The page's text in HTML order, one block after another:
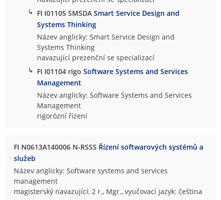
↳ FI I01105 SMSDASmart Service Design and
Systems Thinking
Název anglicky: Smart Service Design and
Systems Thinking
navazující prezenční se specializací
↳ FI I01104 rigoSoftware Systems and Services
Management
Název anglicky: Software Systems and Services
Management
rigorózní řízení
FI N0613A140006 N-RSSS Řízení softwarových systémů a
služeb
Název anglicky: Software systems and services
management
magisterský navazující, 2 r., Mgr., vyučovací jazyk: čeština